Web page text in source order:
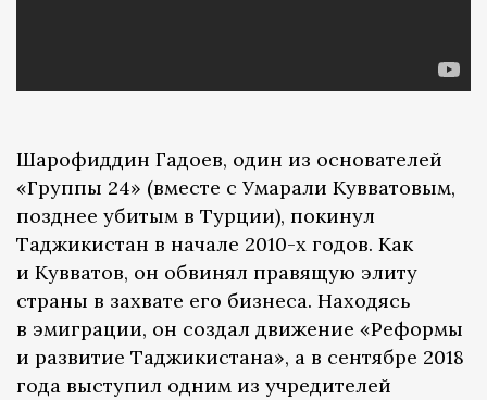
Шарофиддин Гадоев, один из основателей
«Группы 24» (вместе с Умарали Кувватовым,
позднее убитым в Турции), покинул
Таджикистан в начале 2010-х годов. Как
и Кувватов, он обвинял правящую элиту
страны в захвате его бизнеса. Находясь
в эмиграции, он создал движение «Реформы
и развитие Таджикистана», а в сентябре 2018
года выступил одним из учредителей